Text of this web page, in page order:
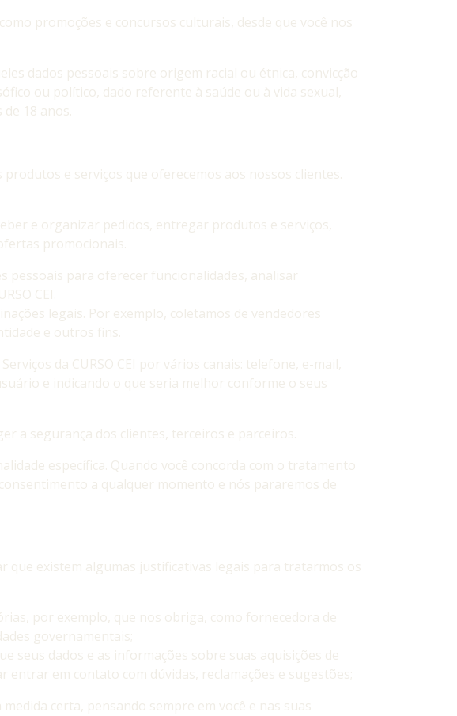
promoções e concursos culturais, desde que você nos
dados pessoais sobre origem racial ou étnica, convicção
ou político, dado referente à saúde ou à vida sexual,
18 anos.
e serviços que oferecemos aos nossos clientes.
e organizar pedidos, entregar produtos e serviços,
promocionais.
pessoais para oferecer funcionalidades, analisar
CEI.
legais. Por exemplo, coletamos de vendedores
e outros fins.
da CURSO CEI por vários canais: telefone, e-mail,
e indicando o que seria melhor conforme o seus
a segurança dos clientes, terceiros e parceiros.
específica. Quando você concorda com o tratamento
a qualquer momento e nós pararemos de
existem algumas justificativas legais para tratarmos os
por exemplo, que nos obriga, como fornecedora de
governamentais;
seus dados e as informações sobre suas aquisições de
em contato com dúvidas, reclamações e sugestões;
certa, pensando sempre em você e nas suas